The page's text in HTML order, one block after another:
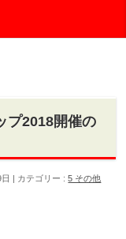
プ2018開催の
カテゴリー :5 その他